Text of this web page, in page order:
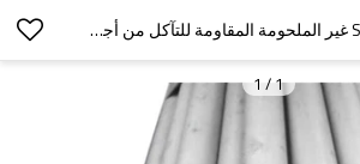
أنابيب S31260 غير الملحومة المقاومة للتآكل من أجل غلاف غلاف الأنابيب
1
/
1